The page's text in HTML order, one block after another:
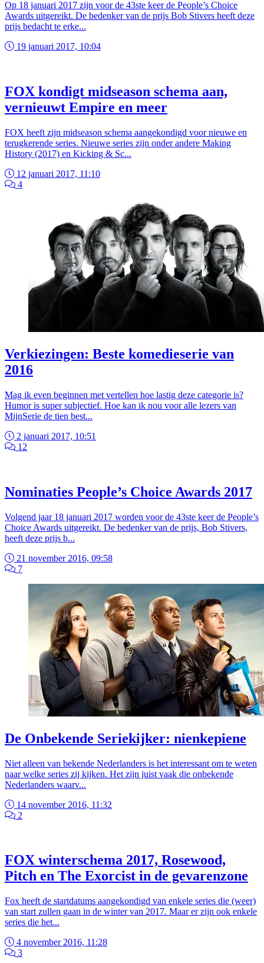
Op 18 januari 2017 zijn voor de 43ste keer de People’s Choice
Awards uitgereikt. De bedenker van de prijs Bob Stivers heeft deze
prijs bedacht te erke...
19 januari 2017, 10:04
FOX kondigt midseason schema aan,
vernieuwt Empire en meer
FOX heeft zijn midseason schema aangekondigd voor nieuwe en
terugkerende series. Nieuwe series zijn onder andere Making
History (2017) en Kicking & Sc...
12 januari 2017, 11:10
4
Verkiezingen: Beste komedieserie van
2016
Mag ik even beginnen met vertellen hoe lastig deze categorie is?
Humor is super subjectief. Hoe kan ik nou voor alle lezers van
MijnSerie de tien best...
2 januari 2017, 10:51
12
Nominaties People’s Choice Awards 2017
Volgend jaar 18 januari 2017 worden voor de 43ste keer de People’s
Choice Awards uitgereikt. De bedenker van de prijs, Bob Stivers,
heeft deze prijs b...
21 november 2016, 09:58
7
De Onbekende Seriekijker: nienkepiene
Niet alleen van bekende Nederlanders is het interessant om te weten
naar welke series zij kijken. Het zijn juist vaak die onbekende
Nederlanders waarv...
14 november 2016, 11:32
2
FOX winterschema 2017, Rosewood,
Pitch en The Exorcist in de gevarenzone
Fox heeft de startdatums aangekondigd van enkele series die (weer)
van start zullen gaan in de winter van 2017. Maar er zijn ook enkele
series die het...
4 november 2016, 11:28
3